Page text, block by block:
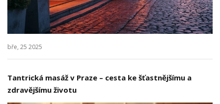
bře, 25 2025
Tantrická masáž v Praze – cesta ke šťastnějšímu a
zdravějšímu životu